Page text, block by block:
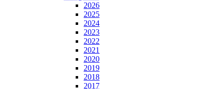
2026
2025
2024
2023
2022
2021
2020
2019
2018
2017